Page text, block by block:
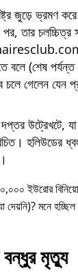
জুড়ে ভ্রমণ করে
পর, তার চলচ্চিত্র
বলে (শেষ পর্যন্ত
গেলেন যেন
উট্রেখটে, যা
হলিউডের
ইউরোর
দেয়নি)? মনে
মৃত্যু